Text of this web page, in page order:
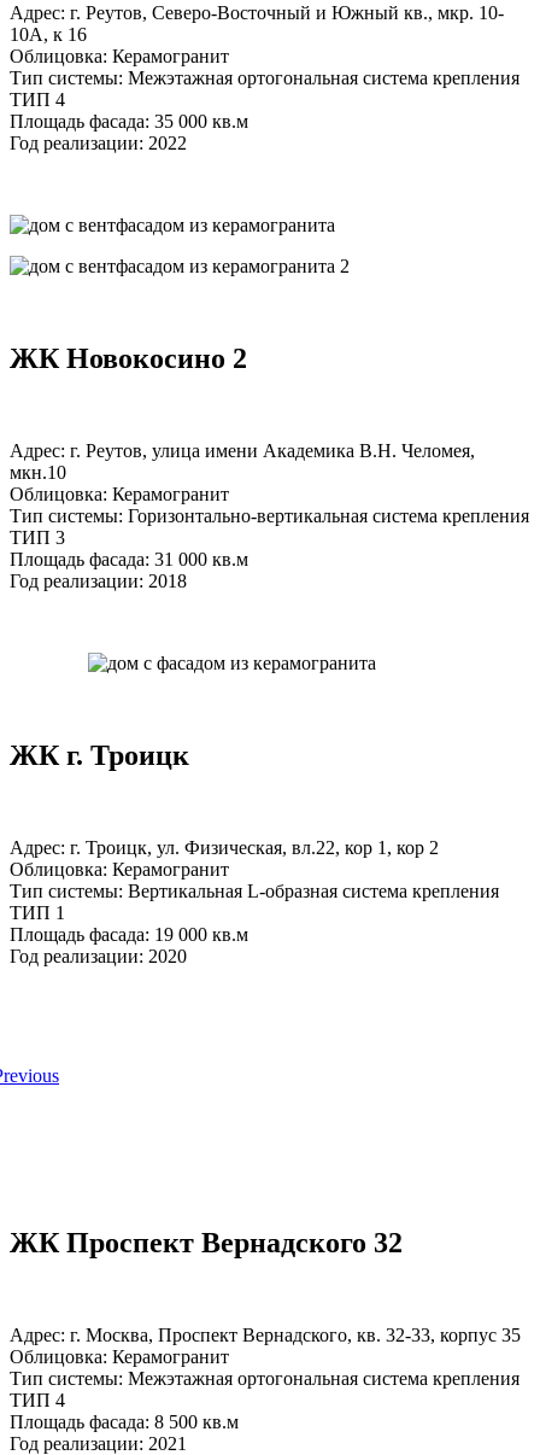
Адрес: г. Реутов, Северо-Восточный и Южный кв., мкр. 10-
10А, к 16
Облицовка: Керамогранит
Тип системы: Межэтажная ортогональная система крепления
ТИП 4
Площадь фасада: 35 000 кв.м
Год реализации: 2022
ЖК Новокосино 2
Адрес: г. Реутов, улица имени Академика В.Н. Челомея,
мкн.10
Облицовка: Керамогранит
Тип системы: Горизонтально-вертикальная система крепления
ТИП 3
Площадь фасада: 31 000 кв.м
Год реализации: 2018
ЖК г. Троицк
Адрес: г. Троицк, ул. Физическая, вл.22, кор 1, кор 2
Облицовка: Керамогранит
Тип системы: Вертикальная L-образная система крепления
ТИП 1
Площадь фасада: 19 000 кв.м
Год реализации: 2020
ЖК Проспект Вернадского 32
Адрес: г. Москва, Проспект Вернадского, кв. 32-33, корпус 35
Облицовка: Керамогранит
Тип системы: Межэтажная ортогональная система крепления
ТИП 4
Площадь фасада: 8 500 кв.м
Год реализации: 2021